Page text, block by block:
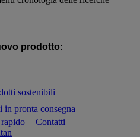
prodotto:
sostenibili
in pronta consegna
Contatti